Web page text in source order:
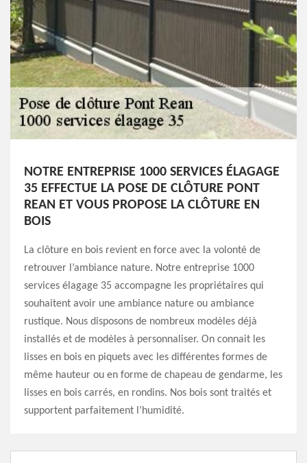
NOTRE ENTREPRISE 1000 SERVICES ÉLAGAGE
35 EFFECTUE LA POSE DE CLÔTURE PONT
REAN ET VOUS PROPOSE LA CLÔTURE EN
BOIS
La clôture en bois revient en force avec la volonté de
retrouver l’ambiance nature. Notre entreprise 1000
services élagage 35 accompagne les propriétaires qui
souhaitent avoir une ambiance nature ou ambiance
rustique. Nous disposons de nombreux modèles déjà
installés et de modèles à personnaliser. On connait les
lisses en bois en piquets avec les différentes formes de
même hauteur ou en forme de chapeau de gendarme, les
lisses en bois carrés, en rondins. Nos bois sont traités et
supportent parfaitement l’humidité.